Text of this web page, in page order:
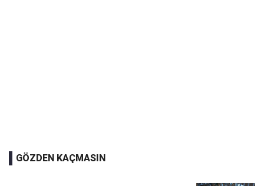
GÖZDEN KAÇMASIN